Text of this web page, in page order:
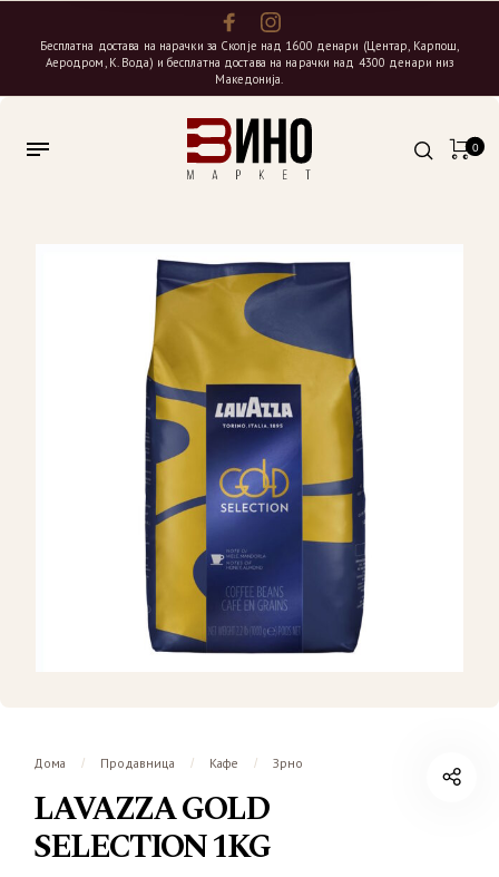
Бесплатна достава на нарачки за Скопје над 1600 денари (Центар, Карпош,
Аеродром, К. Вода) и бесплатна достава на нарачки над 4300 денари низ
Македонија.
0
Дома / Продавница / Кафе / Зрно
LAVAZZA GOLD
SELECTION 1KG